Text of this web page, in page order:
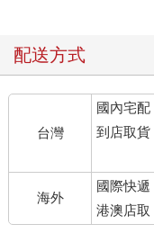
乎每個週末，他都會去
在經歷了幾百次的失敗
為，以及如何讓別人接
方法。
威廉拿了幾張設計師還
他說：「先生，我這裡
麼才能讓它符合您的要
A老闆仔細的看過圖樣
樣放在我這裡，我考慮
配送方式
台灣
國內宅
到店取貨
海外
國際快遞
港澳店取